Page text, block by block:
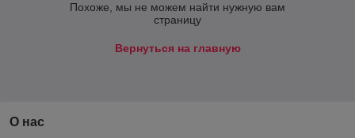
Похоже, мы не можем найти нужную вам
страницу
Вернуться на главную
О нас